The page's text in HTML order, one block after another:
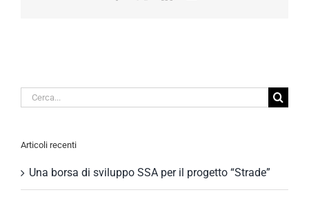
Cerca
Articoli recenti
Una borsa di sviluppo SSA per il progetto “Strade”